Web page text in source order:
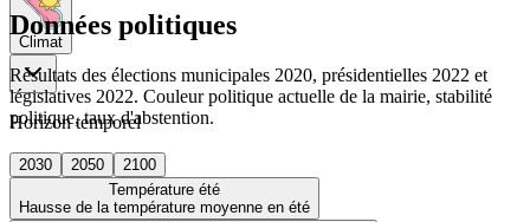
Climat
Horizon temporel
2030 2050
2100
Température été
Hausse de la température moyenne en été
Données politiques
Résultats des élections municipales 2020, présidentielles 2022 et
législatives 2022. Couleur politique actuelle de la mairie, stabilité
politique, taux d'abstention.